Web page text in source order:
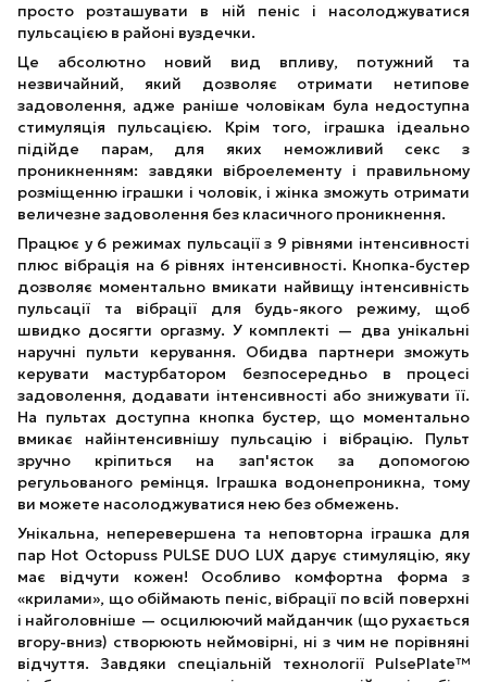
просто розташувати в ній пеніс і насолоджуватися
пульсацією в районі вуздечки.
Це абсолютно новий вид впливу, потужний та
незвичайний, який дозволяє отримати нетипове
задоволення, адже раніше чоловікам була недоступна
стимуляція пульсацією. Крім того, іграшка ідеально
підійде парам, для яких неможливий секс з
проникненням: завдяки віброелементу і правильному
розміщенню іграшки і чоловік, і жінка зможуть отримати
величезне задоволення без класичного проникнення.
Працює у 6 режимах пульсації з 9 рівнями інтенсивності
плюс вібрація на 6 рівнях інтенсивності. Кнопка-бустер
дозволяє моментально вмикати найвищу інтенсивність
пульсації та вібрації для будь-якого режиму, щоб
швидко досягти оргазму. У комплекті — два унікальні
наручні пульти керування. Обидва партнери зможуть
керувати мастурбатором безпосередньо в процесі
задоволення, додавати інтенсивності або знижувати її.
На пультах доступна кнопка бустер, що моментально
вмикає найінтенсивнішу пульсацію і вібрацію. Пульт
зручно кріпиться на зап'ясток за допомогою
регульованого ремінця. Іграшка водонепроникна, тому
ви можете насолоджуватися нею без обмежень.
Унікальна, неперевершена та неповторна іграшка для
пар Hot Octopuss PULSE DUO LUX дарує стимуляцію, яку
має відчути кожен! Особливо комфортна форма з
«крилами», що обіймають пеніс, вібрації по всій поверхні
і найголовніше — осцилюючий майданчик (що рухається
вгору-вниз) створюють неймовірні, ні з чим не порівняні
відчуття. Завдяки спеціальній технології PulsePlate™